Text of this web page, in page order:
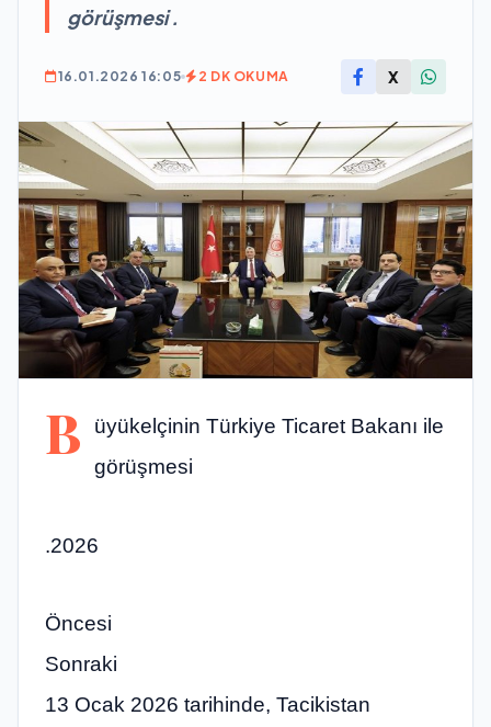
görüşmesi .
16.01.2026 16:05 2 DK OKUMA X
B
üyükelçinin Türkiye Ticaret Bakanı ile
görüşmesi
.2026
Öncesi
Sonraki
13 Ocak 2026 tarihinde, Tacikistan